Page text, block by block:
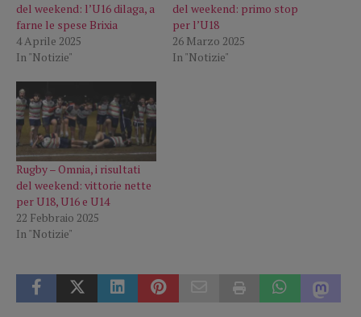
del weekend: l’U16 dilaga, a
farne le spese Brixia
4 Aprile 2025
In "Notizie"
del weekend: primo stop
per l’U18
26 Marzo 2025
In "Notizie"
Rugby – Omnia, i risultati
del weekend: vittorie nette
per U18, U16 e U14
22 Febbraio 2025
In "Notizie"